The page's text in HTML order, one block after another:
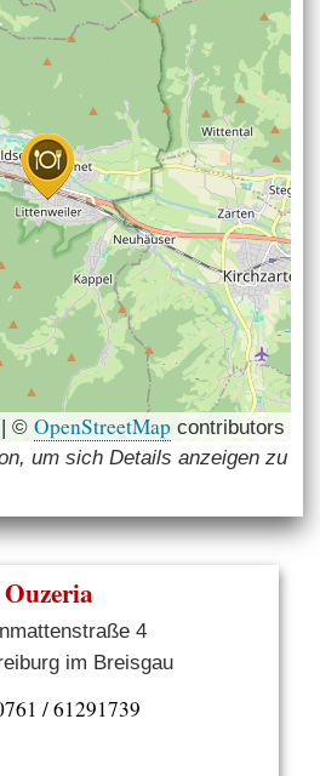
| © OpenStreetMap contributors
um sich Details anzeigen zu
Ouzeria
4
im Breisgau
/ 61291739